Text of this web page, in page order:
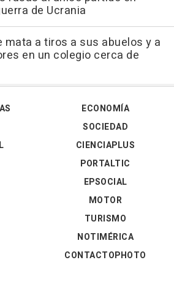
de Ucrania
mata a tiros a sus abuelos y a
en un colegio cerca de
ECONOMÍA
SOCIEDAD
CIENCIAPLUS
PORTALTIC
EPSOCIAL
MOTOR
TURISMO
NOTIMÉRICA
CONTACTOPHOTO